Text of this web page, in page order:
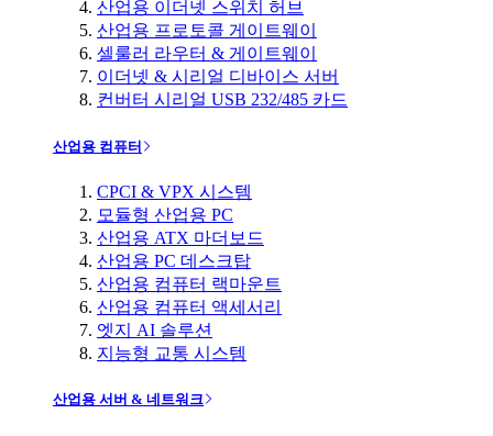
산업용 이더넷 스위치 허브
산업용 프로토콜 게이트웨이
셀룰러 라우터 & 게이트웨이
이더넷 & 시리얼 디바이스 서버
컨버터 시리얼 USB 232/485 카드
산업용 컴퓨터
CPCI & VPX 시스템
모듈형 산업용 PC
산업용 ATX 마더보드
산업용 PC 데스크탑
산업용 컴퓨터 랙마운트
산업용 컴퓨터 액세서리
엣지 AI 솔루션
지능형 교통 시스템
산업용 서버 & 네트워크